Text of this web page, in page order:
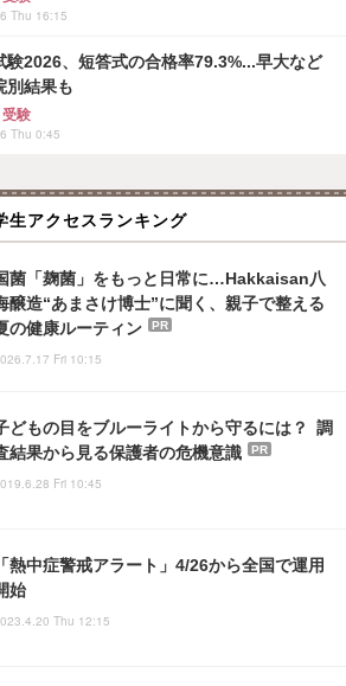
Thu 16:15
験2026、短答式の合格率79.3%...早大など
別結果も
験
Thu 0:45
生アクセスランキング
菌「麹菌」をもっと日常に…Hakkaisan八
醸造“あまさけ博士”に聞く、親子で整える
の健康ルーティン
PR
Fri 10:15
どもの目をブルーライトから守るには？ 調
結果から見る保護者の危機意識
PR
Fri 10:45
「熱中症警戒アラート」4/26から全国で運用
始
Thu 12:15